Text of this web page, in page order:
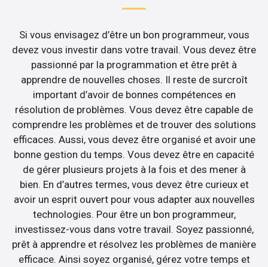
Si vous envisagez d’être un bon programmeur, vous
devez vous investir dans votre travail. Vous devez être
passionné par la programmation et être prêt à
apprendre de nouvelles choses. Il reste de surcroît
important d’avoir de bonnes compétences en
résolution de problèmes. Vous devez être capable de
comprendre les problèmes et de trouver des solutions
efficaces. Aussi, vous devez être organisé et avoir une
bonne gestion du temps. Vous devez être en capacité
de gérer plusieurs projets à la fois et des mener à
bien. En d’autres termes, vous devez être curieux et
avoir un esprit ouvert pour vous adapter aux nouvelles
technologies. Pour être un bon programmeur,
investissez-vous dans votre travail. Soyez passionné,
prêt à apprendre et résolvez les problèmes de manière
efficace. Ainsi soyez organisé, gérez votre temps et